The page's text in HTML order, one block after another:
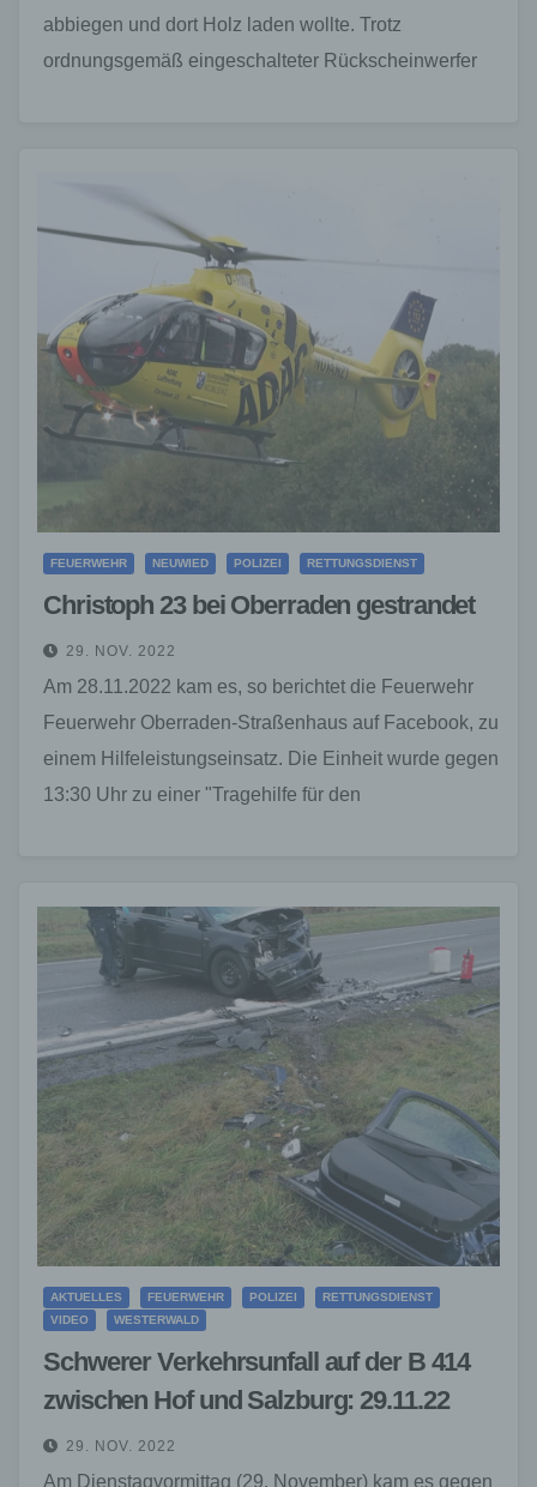
abbiegen und dort Holz laden wollte. Trotz
ordnungsgemäß eingeschalteter Rückscheinwerfer
FEUERWEHR NEUWIED POLIZEI RETTUNGSDIENST
Christoph 23 bei Oberraden gestrandet
29. NOV. 2022
Am 28.11.2022 kam es, so berichtet die Feuerwehr
Feuerwehr Oberraden-Straßenhaus auf Facebook, zu
einem Hilfeleistungseinsatz. Die Einheit wurde gegen
13:30 Uhr zu einer "Tragehilfe für den
AKTUELLES FEUERWEHR POLIZEI
RETTUNGSDIENST
VIDEO
WESTERWALD
Schwerer Verkehrsunfall auf der B 414
zwischen Hof und Salzburg: 29.11.22
29. NOV. 2022
Am Dienstagvormittag (29. November) kam es gegen